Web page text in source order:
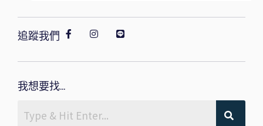
追蹤我們
我想要找...